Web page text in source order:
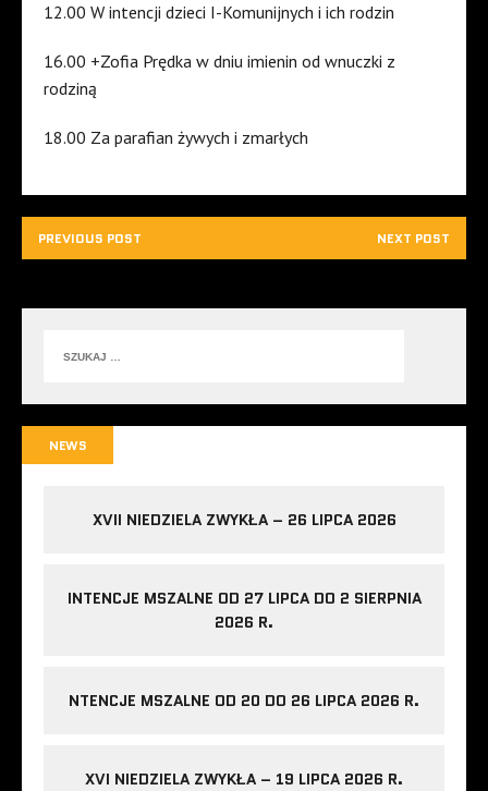
12.00 W intencji dzieci I-Komunijnych i ich rodzin
16.00 +Zofia Prędka w dniu imienin od wnuczki z
rodziną
18.00 Za parafian żywych i zmarłych
PREVIOUS POST NEXT POST
NEWS
XVII NIEDZIELA ZWYKŁA – 26 LIPCA 2026
INTENCJE MSZALNE OD 27 LIPCA DO 2 SIERPNIA
2026 R.
NTENCJE MSZALNE OD 20 DO 26 LIPCA 2026 R.
XVI NIEDZIELA ZWYKŁA – 19 LIPCA 2026 R.